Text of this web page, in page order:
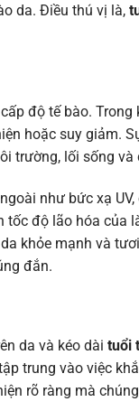
da. Điều thú vị là,
độ tế bào.
hoặc suy giảm.
trường, lối sống và
như bức xạ
độ lão hóa của
khỏe mạnh và
đắn.
da và kéo dài tuổi
trung vào việc
rõ ràng mà